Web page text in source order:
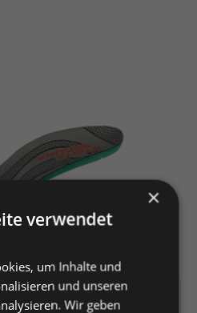
163514
×
verwendet
um Inhalte und
und unseren
Wir geben